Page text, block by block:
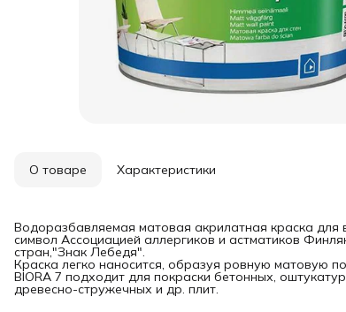
О товаре Характеристики
Водоразбавляемая матовая акрилатная краска для
символ Ассоциацией аллергиков и астматиков
стран,"Знак Лебедя".
Краска легко наносится, образуя ровную матовую
BIORA 7 подходит для покраски бетонных,
древесно-стружечных и др. плит.